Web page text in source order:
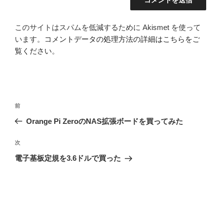
このサイトはスパムを低減するために Akismet を使って
います。
コメントデータの処理方法の詳細はこちらをご
覧ください。
投
ビ
ゲ
前
の
稿
前
Orange Pi ZeroのNAS拡張ボードを買ってみた
次
の
次
電子基板定規を3.6ドルで買った